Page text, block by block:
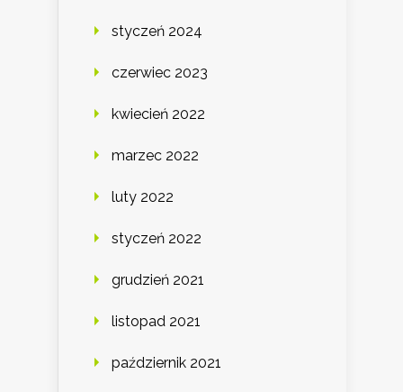
styczeń 2024
czerwiec 2023
kwiecień 2022
marzec 2022
luty 2022
styczeń 2022
grudzień 2021
listopad 2021
październik 2021